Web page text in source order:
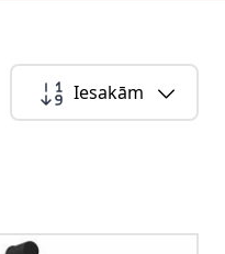
Iesakām